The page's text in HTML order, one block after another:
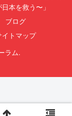
本を救う〜」
ブログ
イトマップ
ラム.